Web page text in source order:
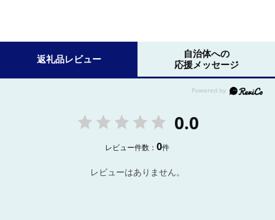
返礼品レビュー
自治体への
応援メッセージ
0.0
レビュー件数：0件
レビューはありません。